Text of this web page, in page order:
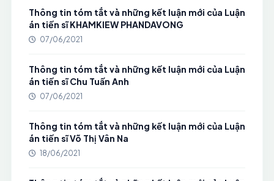
Thông tin tóm tắt và những kết luận mới của Luận
án tiến sĩ KHAMKIEW PHANDAVONG
07/06/2021
Thông tin tóm tắt và những kết luận mới của Luận
án tiến sĩ Chu Tuấn Anh
07/06/2021
Thông tin tóm tắt và những kết luận mới của Luận
án tiến sĩ Võ Thị Vân Na
18/06/2021